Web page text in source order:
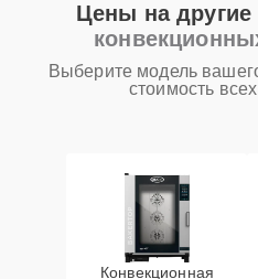
Цены на
Выберите модель
стоимость
Конвекционная